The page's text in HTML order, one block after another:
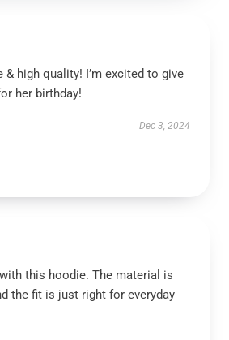
& high quality! I’m excited to give
her birthday!
Dec 3, 2024
this hoodie. The material is
the fit is just right for everyday